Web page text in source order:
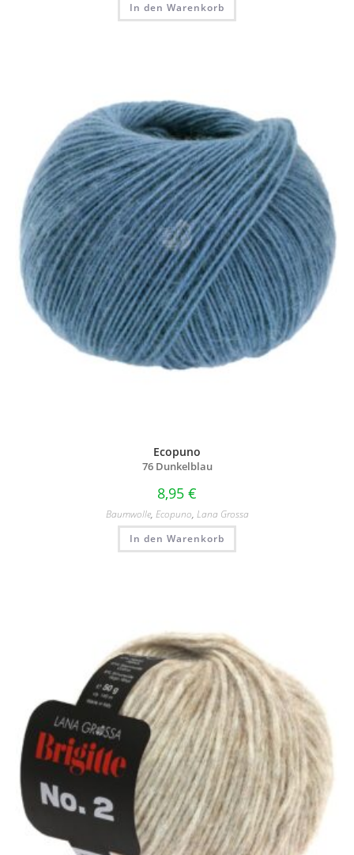
In den Warenkorb
Ecopuno
76 Dunkelblau
8,95 €
Baumwolle, Ecopuno, Lana Grossa
In den Warenkorb